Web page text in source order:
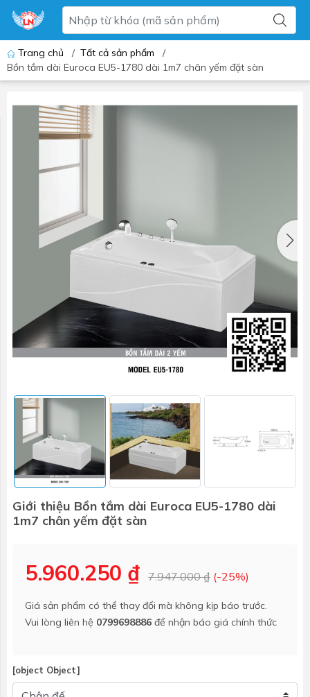
Trang chủ / Tất cả sản phẩm
/
Bồn tắm dài Euroca EU5-1780 dài 1m7 chân yếm đặt sàn
Giới thiệu Bồn tắm dài Euroca EU5-1780 dài
1m7 chân yếm đặt sàn
5.960.250 ₫ 7.947.000 ₫ (-25%)
Giá sản phẩm có thể thay đổi mà không kịp báo trước.
Vui lòng liên hệ 0799698886 để nhận báo giá chính thức
[object Object]